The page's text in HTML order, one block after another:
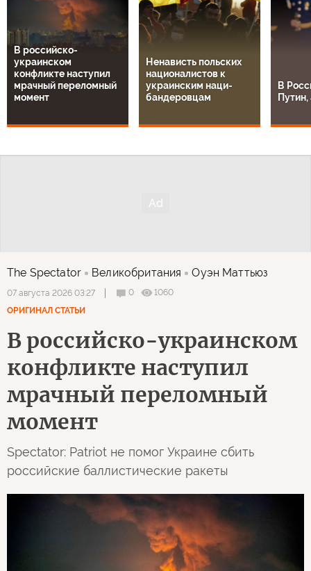
В российско-
украинском
конфликте наступил
мрачный переломный
момент
Ненависть польских
националистов к
украинским наци-
бандеровцам
В
Путин,
The Spectator Великобритания Оуэн Маттьюз
07 августа 2026 03:27 0
1060
ОРИГИНАЛ СТАТЬИ
В российско-украинском
конфликте наступил
мрачный переломный
момент
Spectator: Patriot не помог Украине сбить
российские баллистические ракеты